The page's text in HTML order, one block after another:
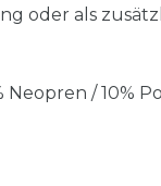
oder als
Neopren / 10%